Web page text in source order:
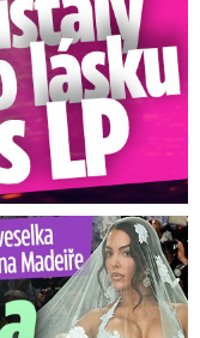
plná zákazů!